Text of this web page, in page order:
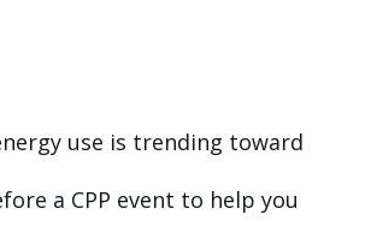
use is trending toward
a CPP event to help you